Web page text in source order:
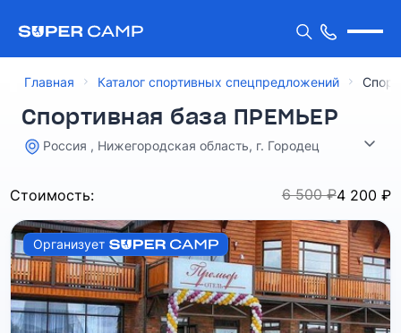
Главная Каталог спортивных спецпредложений
Спортивная база ПРЕМЬЕР
Россия , Нижегородская область, г. Городец
Стоимость: 6 500 ₽4 200 ₽
Организует